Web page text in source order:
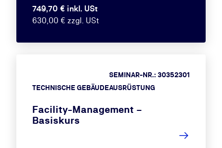
749,70 € inkl. USt
630,00 € zzgl. USt
TECHNISCHE GEBÄUDEAUSRÜSTUNG
SEMINAR-NR.: 30352301
Facility-Management –
Basiskurs